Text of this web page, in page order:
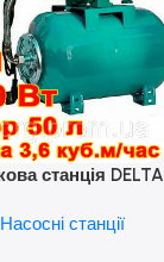
станція DELTA
Насосні станції